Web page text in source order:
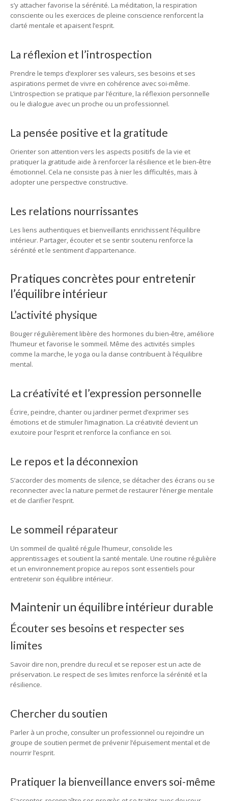
s’y attacher favorise la sérénité. La méditation, la respiration
consciente ou les exercices de pleine conscience renforcent la
clarté mentale et apaisent l’esprit.
La réflexion et l’introspection
Prendre le temps d’explorer ses valeurs, ses besoins et ses
aspirations permet de vivre en cohérence avec soi-même.
L’introspection se pratique par l’écriture, la réflexion personnelle
ou le dialogue avec un proche ou un professionnel.
La pensée positive et la gratitude
Orienter son attention vers les aspects positifs de la vie et
pratiquer la gratitude aide à renforcer la résilience et le bien-être
émotionnel. Cela ne consiste pas à nier les difficultés, mais à
adopter une perspective constructive.
Les relations nourrissantes
Les liens authentiques et bienveillants enrichissent l’équilibre
intérieur. Partager, écouter et se sentir soutenu renforce la
sérénité et le sentiment d’appartenance.
Pratiques concrètes pour entretenir
l’équilibre intérieur
L’activité physique
Bouger régulièrement libère des hormones du bien-être, améliore
l’humeur et favorise le sommeil. Même des activités simples
comme la marche, le yoga ou la danse contribuent à l’équilibre
mental.
La créativité et l’expression personnelle
Écrire, peindre, chanter ou jardiner permet d’exprimer ses
émotions et de stimuler l’imagination. La créativité devient un
exutoire pour l’esprit et renforce la confiance en soi.
Le repos et la déconnexion
S’accorder des moments de silence, se détacher des écrans ou se
reconnecter avec la nature permet de restaurer l’énergie mentale
et de clarifier l’esprit.
Le sommeil réparateur
Un sommeil de qualité régule l’humeur, consolide les
apprentissages et soutient la santé mentale. Une routine régulière
et un environnement propice au repos sont essentiels pour
entretenir son équilibre intérieur.
Maintenir un équilibre intérieur durable
Écouter ses besoins et respecter ses
limites
Savoir dire non, prendre du recul et se reposer est un acte de
préservation. Le respect de ses limites renforce la sérénité et la
résilience.
Chercher du soutien
Parler à un proche, consulter un professionnel ou rejoindre un
groupe de soutien permet de prévenir l’épuisement mental et de
nourrir l’esprit.
Pratiquer la bienveillance envers soi-même